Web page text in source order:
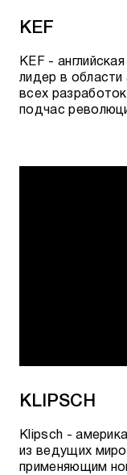
KEF
KEF -
лидер в
всех
подчас
KLIPSCH
Klipsch -
из ведущих
применяющим